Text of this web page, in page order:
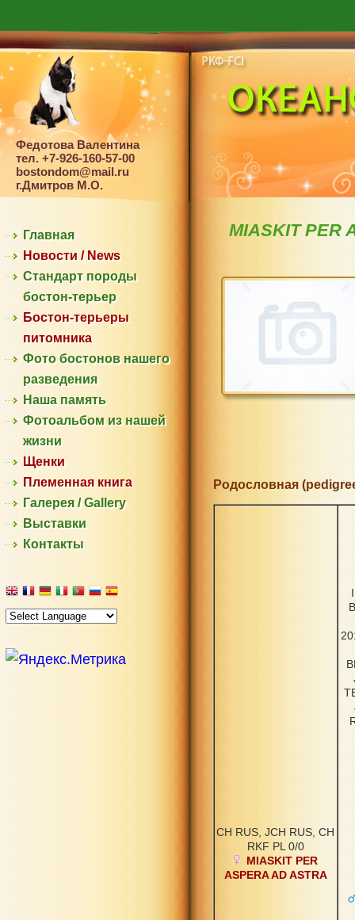
Федотова Валентина
тел. +7-926-160-57-00
bostondom@mail.ru
г.Дмитров М.О.
Главная
Новости / News
Стандарт породы
бостон-терьер
Бостон-терьеры
питомника
Фото бостонов нашего
разведения
Наша память
Фотоальбом из нашей
жизни
Щенки
Племенная книга
Галерея / Gallery
Выставки
Контакты
MIASKIT PER
Родословная
CH RUS, JCH RUS, CH
RKF PL 0/0
MIASKIT PER
ASPERA AD ASTRA